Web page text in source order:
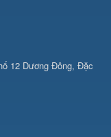
12 Dương Đông, Đặc